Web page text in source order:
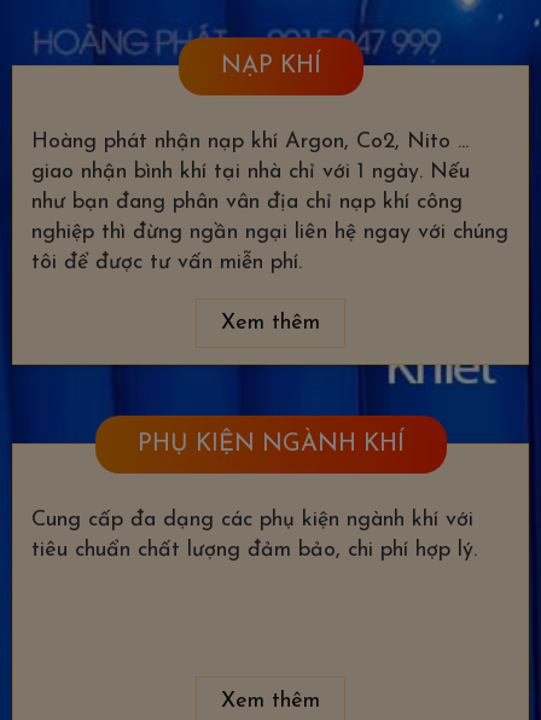
NẠP KHÍ
Hoàng phát nhận nạp khí Argon, Co2, Nito ...
giao nhận bình khí tại nhà chỉ với 1 ngày. Nếu
như bạn đang phân vân địa chỉ nạp khí công
nghiệp thì đừng ngần ngại liên hệ ngay với chúng
tôi để được tư vấn miễn phí.
Xem thêm
PHỤ KIỆN NGÀNH KHÍ
Cung cấp đa dạng các phụ kiện ngành khí với
tiêu chuẩn chất lượng đảm bảo, chi phí hợp lý.
Xem thêm